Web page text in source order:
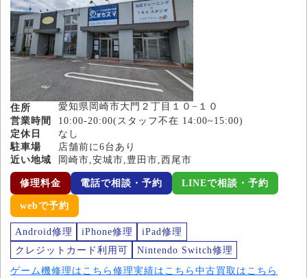
住所
愛知県岡崎市大門２丁目１０−１０
営業時間
10:00-20:00(スタッフ不在 14:00~15:00)
定休日
なし
駐車場
店舗前に6台あり
近い地域
岡崎市,安城市,豊田市,西尾市
修理料金 電話で相談・予約 LINEで相談・予約
webで予約
Android修理 iPhone修理
iPad修理
クレジットカード利用可
Nintendo Switch修理
ゲーム機修理はこちら 修理実績はこちら 中古買取はこちら